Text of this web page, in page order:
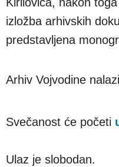
izložba arhivskih
predstavljena
Arhiv Vojvodine
Svečanost će početi
Ulaz je slobodan.